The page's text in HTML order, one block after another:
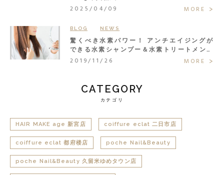
2025/04/09 MORE
BLOG NEWS
驚くべき水素パワー！ アンチエイジングが
できる水素シャンプー＆水素トリートメント
で大人の髪悩みまるごと解決◎
2019/11/26 MORE
CATEGORY
カテゴリ
HAIR MAKE age 新宮店 coiffure eclat 二日市店
coiffure eclat 都府楼店 poche Nail&Beauty
poche Nail&Beauty 久留米ゆめタウン店